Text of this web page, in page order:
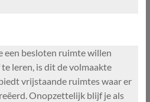
een besloten ruimte willen
leren, is dit de volmaakte
vrijstaande ruimtes waar er
Onopzettelijk blijf je als